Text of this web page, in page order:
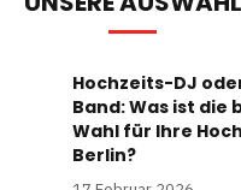
Hochzeits-DJ
Band: Was ist die
Wahl für Ihre
Berlin?